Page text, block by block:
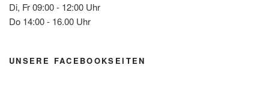
Di, Fr 09:00 - 12:00 Uhr
Do 14:00 - 16.00 Uhr
UNSERE FACEBOOKSEITEN